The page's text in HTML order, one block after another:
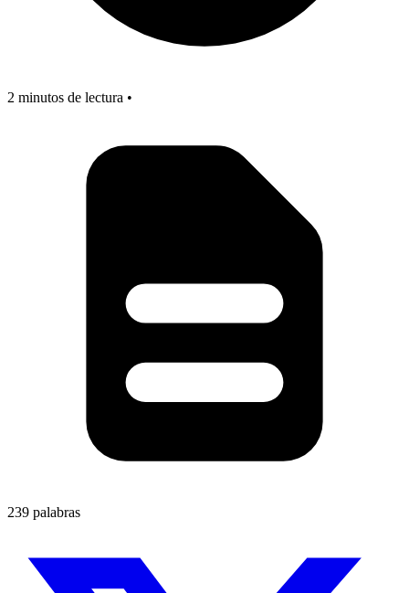
2 minutos de lectura •
239 palabras